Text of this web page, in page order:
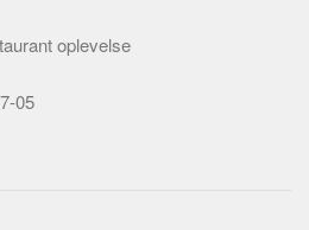
oplevelse
05